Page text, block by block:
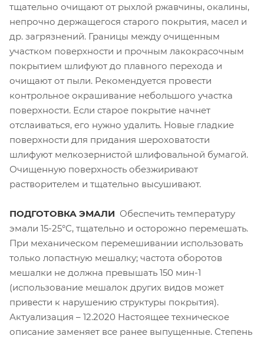
тщательно очищают от рыхлой ржавчины, окалины,
непрочно держащегося старого покрытия, масел и
др. загрязнений. Границы между очищенным
участком поверхности и прочным лакокрасочным
покрытием шлифуют до плавного перехода и
очищают от пыли. Рекомендуется провести
контрольное окрашивание небольшого участка
поверхности. Если старое покрытие начнет
отслаиваться, его нужно удалить. Новые гладкие
поверхности для придания шероховатости
шлифуют мелкозернистой шлифовальной бумагой.
Очищенную поверхность обезжиривают
растворителем и тщательно высушивают.
ПОДГОТОВКА ЭМАЛИ Обеспечить температуру
эмали 15-25°С, тщательно и осторожно перемешать.
При механическом перемешивании использовать
только лопастную мешалку; частота оборотов
мешалки не должна превышать 150 мин-1
(использование мешалок других видов может
привести к нарушению структуры покрытия).
Актуализация – 12.2020 Настоящее техническое
описание заменяет все ранее выпущенные. Степень